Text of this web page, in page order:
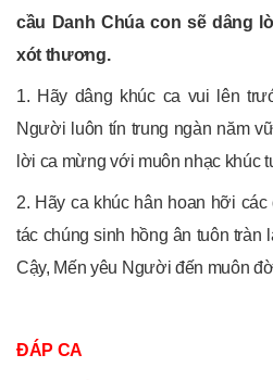
cầu Danh Chúa con sẽ dâng
xót thương.
1. Hãy dâng khúc ca vui lên
Người luôn tín trung ngàn năm
lời ca mừng với muôn nhạc khúc
2. Hãy ca khúc hân hoan hỡi
tác chúng sinh hồng ân tuôn tràn
Cậy, Mến yêu Người đến muôn
ĐÁP CA